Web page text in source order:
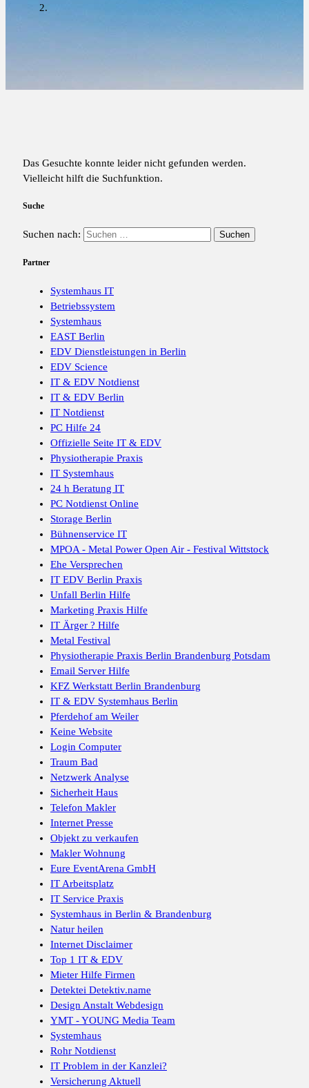
Das Gesuchte konnte leider nicht gefunden werden.
Vielleicht hilft die Suchfunktion.
Suche
Suchen nach:
Partner
Systemhaus IT
Betriebssystem
Systemhaus
EAST Berlin
EDV Dienstleistungen in Berlin
EDV Science
IT & EDV Notdienst
IT & EDV Berlin
IT Notdienst
PC Hilfe 24
Offizielle Seite IT & EDV
Physiotherapie Praxis
IT Systemhaus
24 h Beratung IT
PC Notdienst Online
Storage Berlin
Bühnenservice IT
MPOA - Metal Power Open Air - Festival Wittstock
Ehe Versprechen
IT EDV Berlin Praxis
Unfall Berlin Hilfe
Marketing Praxis Hilfe
IT Ärger ? Hilfe
Metal Festival
Physiotherapie Praxis Berlin Brandenburg Potsdam
Email Server Hilfe
KFZ Werkstatt Berlin Brandenburg
IT & EDV Systemhaus Berlin
Pferdehof am Weiler
Keine Website
Login Computer
Traum Bad
Netzwerk Analyse
Sicherheit Haus
Telefon Makler
Internet Presse
Objekt zu verkaufen
Makler Wohnung
Eure EventArena GmbH
IT Arbeitsplatz
IT Service Praxis
Systemhaus in Berlin & Brandenburg
Natur heilen
Internet Disclaimer
Top 1 IT & EDV
Mieter Hilfe Firmen
Detektei Detektiv.name
Design Anstalt Webdesign
YMT - YOUNG Media Team
Systemhaus
Rohr Notdienst
IT Problem in der Kanzlei?
Versicherung Aktuell